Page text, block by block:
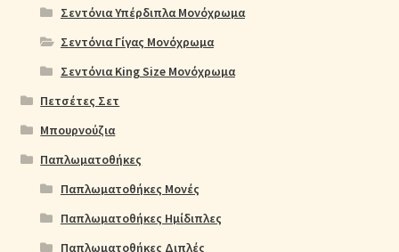
Σεντόνια Υπέρδιπλα Μονόχρωμα
Σεντόνια Γίγας Μονόχρωμα
Σεντόνια King Size Μονόχρωμα
Πετσέτες Σετ
Μπουρνούζια
Παπλωματοθήκες
Παπλωματοθήκες Μονές
Παπλωματοθήκες Ημίδιπλες
Παπλωματοθήκες Διπλές